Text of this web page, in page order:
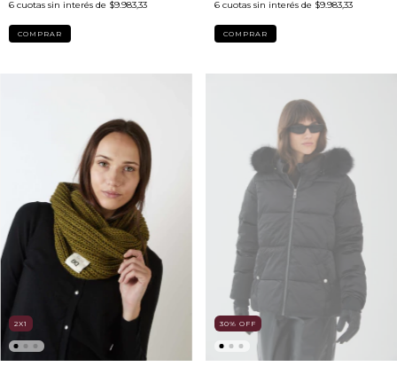
6 cuotas sin interés de $9.983,33
COMPRAR
6 cuotas sin interés de $9.983,33
COMPRAR
2X1 30% OFF